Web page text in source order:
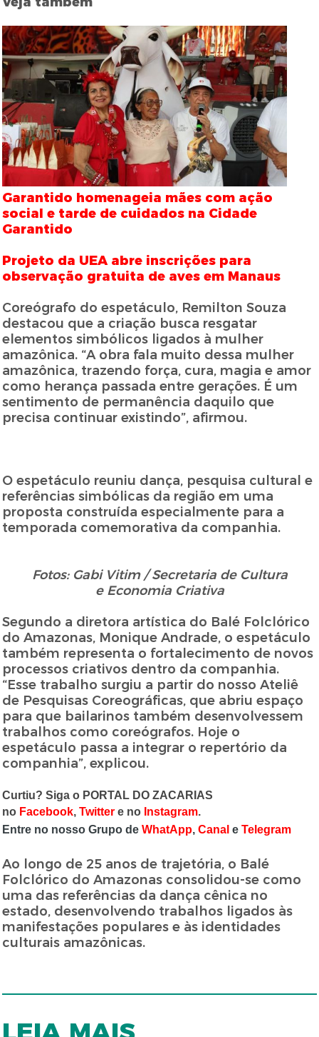
Garantido homenageia mães com ação
social e tarde de cuidados na Cidade
Garantido
Projeto da UEA abre inscrições para
observação gratuita de aves em Manaus
Coreógrafo do espetáculo, Remilton Souza
destacou que a criação busca resgatar
elementos simbólicos ligados à mulher
amazônica. “A obra fala muito dessa mulher
amazônica, trazendo força, cura, magia e amor
como herança passada entre gerações. É um
sentimento de permanência daquilo que
precisa continuar existindo”, afirmou.
O espetáculo reuniu dança, pesquisa cultural e
referências simbólicas da região em uma
proposta construída especialmente para a
temporada comemorativa da companhia.
Fotos: Gabi Vitim / Secretaria de Cultura
e Economia Criativa
Segundo a diretora artística do Balé Folclórico
do Amazonas, Monique Andrade, o espetáculo
também representa o fortalecimento de novos
processos criativos dentro da companhia.
“Esse trabalho surgiu a partir do nosso Ateliê
de Pesquisas Coreográficas, que abriu espaço
para que bailarinos também desenvolvessem
trabalhos como coreógrafos. Hoje o
espetáculo passa a integrar o repertório da
companhia”, explicou.
Curtiu? Siga o PORTAL DO ZACARIAS
no Facebook,Twitter e no Instagram.
Entre no nosso Grupo deWhatApp,Canal eTelegram
Ao longo de 25 anos de trajetória, o Balé
Folclórico do Amazonas consolidou-se como
uma das referências da dança cênica no
estado, desenvolvendo trabalhos ligados às
manifestações populares e às identidades
culturais amazônicas.